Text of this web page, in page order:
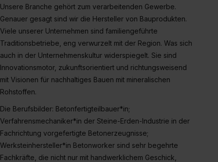
Wirkung für die Zukunft ganz oder teilweise über unsere
Datenschutzerklärung unter dem Punkt „Datenschutz-
Einstellungen“ widerrufen. Weitere Informationen zu den
einzelnen Cookies findest du durch Klick auf „Details
zeigen“. Weitere Informationen:Datenschutzerklärung
Impressum.
Unsere Branche gehört zum verarbeitenden Gewerbe.
Genauer gesagt sind wir die Hersteller von Bauprodukten.
Viele unserer Unternehmen sind familiengeführte
Traditionsbetriebe, eng verwurzelt mit der Region. Was sich
auch in der Unternehmenskultur widerspiegelt. Sie sind
Innovationsmotor, zukunftsorientiert und richtungsweisend
mit Visionen für nachhaltiges Bauen mit mineralischen
Rohstoffen.
Die Berufsbilder: Betonfertigteilbauer*in;
Verfahrensmechaniker*in der Steine-Erden-Industrie in der
Fachrichtung vorgefertigte Betonerzeugnisse;
Werksteinhersteller*in Betonworker sind sehr begehrte
Fachkräfte, die nicht nur mit handwerklichem Geschick,